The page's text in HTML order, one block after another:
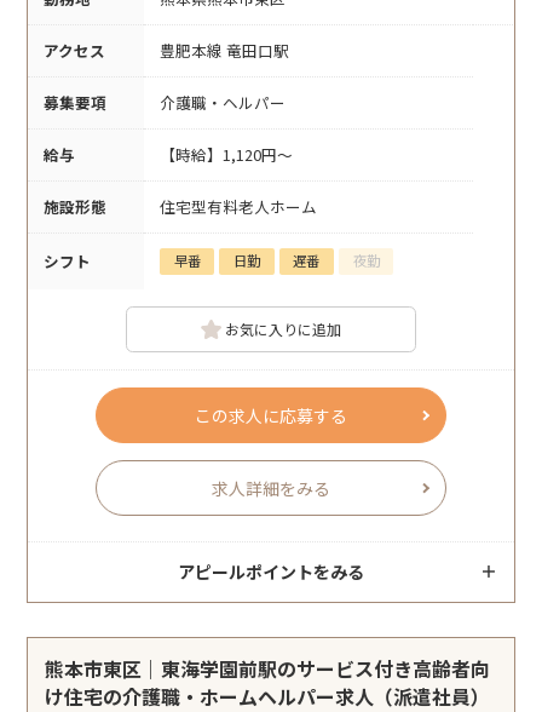
アクセス 豊肥本線 竜田口駅
募集要項 介護職・ヘルパー
給与 【時給】1,120円～
施設形態 住宅型有料老人ホーム
シフト 早番 日勤 遅番 夜勤
お気に入りに追加
この求人に応募する
求人詳細をみる
アピールポイントをみる
熊本市東区｜東海学園前駅のサービス付き高齢者向
け住宅の介護職・ホームヘルパー求人（派遣社員）